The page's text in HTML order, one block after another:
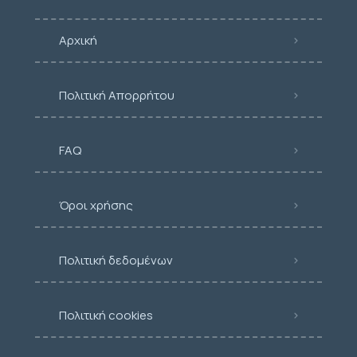
Αρχική
Πολιτική Απορρήτου
FAQ
Όροι χρήσης
Πολιτική δεδομένων
Πολιτική cookies